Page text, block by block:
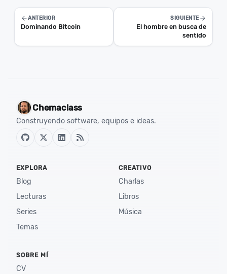
ANTERIOR
Dominando Bitcoin
SIGUIENTE
El hombre en busca de
sentido
Chemaclass
Construyendo software, equipos e ideas.
EXPLORA
Blog
Lecturas
Series
Temas
CREATIVO
Charlas
Libros
Música
SOBRE MÍ
CV